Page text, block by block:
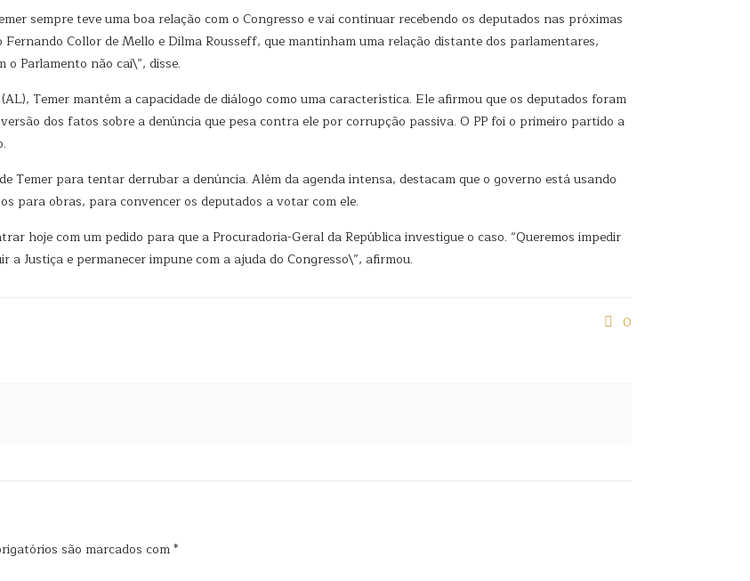
sempre teve uma boa relação com o Congresso e vai continuar recebendo os deputados nas próximas
Fernando Collor de Mello e Dilma Rousseff, que mantinham uma relação distante dos parlamentares,
o Parlamento não cai\”, disse.
Temer mantém a capacidade de diálogo como uma característica. Ele afirmou que os deputados foram
dos fatos sobre a denúncia que pesa contra ele por corrupção passiva. O PP foi o primeiro partido a
Temer para tentar derrubar a denúncia. Além da agenda intensa, destacam que o governo está usando
para obras, para convencer os deputados a votar com ele.
hoje com um pedido para que a Procuradoria-Geral da República investigue o caso. “Queremos impedir
Justiça e permanecer impune com a ajuda do Congresso\”, afirmou.
0
são marcados com*